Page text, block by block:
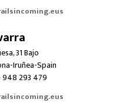
31 Bajo
Iruñea-Spain
293 479